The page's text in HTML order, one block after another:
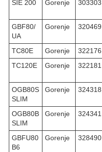
SIE 200
Gorenje 303303
GBF80/
UA
Gorenje 320469
TC80E Gorenje 322176
TC120E
Gorenje 322181
OGB80S
SLIM
Gorenje 324318
OGB80B
SLIM
Gorenje 324341
GBFU80
B6
Gorenje 328490